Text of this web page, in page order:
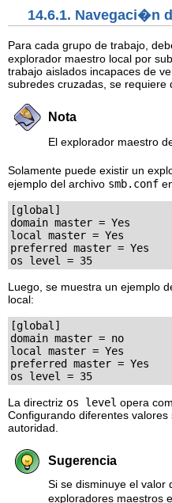
14.6.1. Navegaci�n
Para cada grupo de trabajo,
explorador maestro local por
trabajo aislados incapaces de
subredes cruzadas, se requiere
Nota
El explorador maestro
Solamente puede existir un
ejemplo del archivo smb.conf
[global]
domain master = Yes
local master = Yes
preferred master = Yes
os level = 35
Luego, se muestra un ejemplo
local:
[global]
domain master = no
local master = Yes
preferred master = Yes
os level = 35
La directriz os level opera
Configurando diferentes
autoridad.
Sugerencia
Si se disminuye el valor
exploradores maestros